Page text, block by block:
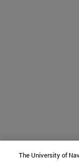
The University of